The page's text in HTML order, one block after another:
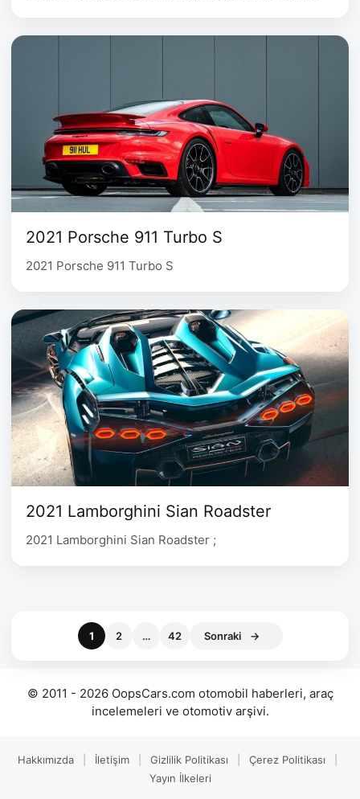
2021 Porsche 911 Turbo S
2021 Porsche 911 Turbo S
2021 Lamborghini Sian Roadster
2021 Lamborghini Sian Roadster ;
Sayfa
1 Sayfa
2 … Sayfa
42 Sonraki →
© 2011 - 2026 OopsCars.com otomobil haberleri, araç
incelemeleri ve otomotiv arşivi.
Hakkımızda İletişim Gizlilik Politikası Çerez Politikası
Yayın İlkeleri